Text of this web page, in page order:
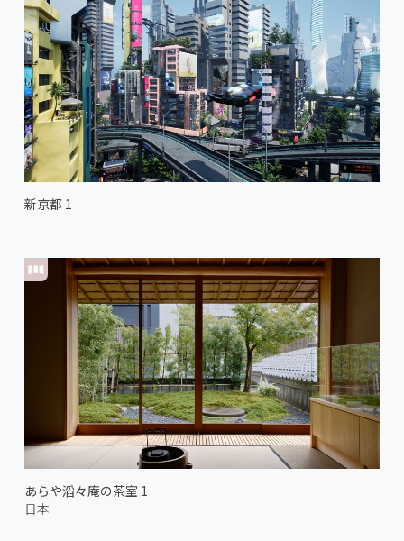
新京都 1
あらや滔々庵の茶室 1
日本